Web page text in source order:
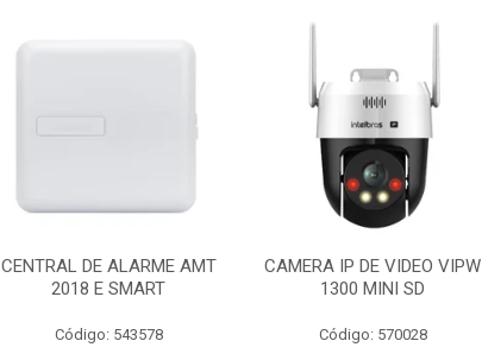
CENTRAL DE ALARME AMT
2018 E SMART
Código: 543578
CAMERA IP DE VIDEO VIPW
1300 MINI SD
Código: 570028